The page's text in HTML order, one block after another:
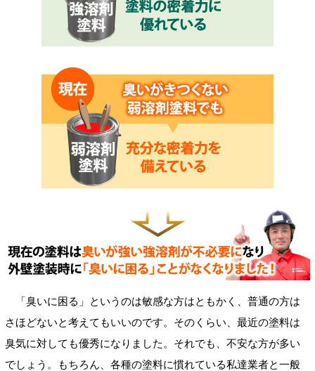
「臭いに困る」というのは敏感な方はともかく、普通の方は
さほどないと考えてもいいのです。そのくらい、最近の塗料は
臭気に対しても優秀になりました。それでも、不安な方が多い
でしょう。もちろん、各種の塗料に慣れている私達業者と一般